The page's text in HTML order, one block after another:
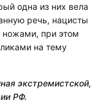
одна из них вела
речь, нацисты
ножами, при этом
на тему
экстремистской,
РФ.